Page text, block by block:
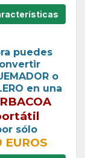
puedes
o
en una
sólo
EUROS